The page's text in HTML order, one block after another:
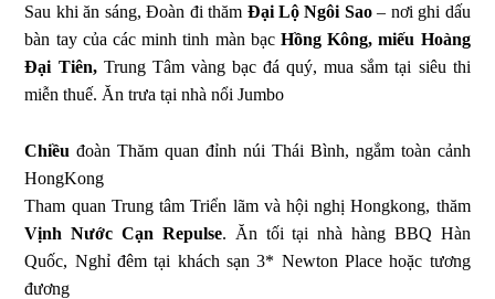
Sau khi ăn sáng, Đoàn đi thăm Đại Lộ Ngôi Sao– nơi ghi dấu
bàn tay của các minh tinh màn bạc Hồng Kông, miếu Hoàng
Đại Tiên, Trung Tâm vàng bạc đá quý, mua sắm tại siêu thi
miễn thuế. Ăn trưa tại nhà nổi Jumbo
Chiều đoàn Thăm quan đỉnh núi Thái Bình, ngắm toàn cảnh
HongKong
Tham quan Trung tâm Triển lãm và hội nghị Hongkong, thăm
Vịnh Nước Cạn Repulse. Ăn tối tại nhà hàng BBQ Hàn
Quốc, Nghỉ đêm tại khách sạn 3* Newton Place hoặc tương
đương